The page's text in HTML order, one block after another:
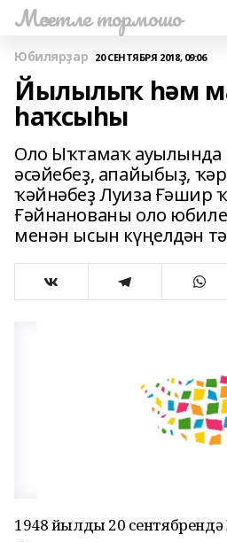
Мәсетле тормошо
Юбилярҙар 20 СЕНТЯБРЯ 2018, 09:06
Йылылыҡ һәм
һаҡсыһы
Оло Ыҡтамаҡ ауылында
әсәйебеҙ, апайыбыҙ,
ҡәйнәбеҙ Луиза Ғәшир
Ғәйнанованы оло
менән ысын күңелдән
1948 йылдың 20